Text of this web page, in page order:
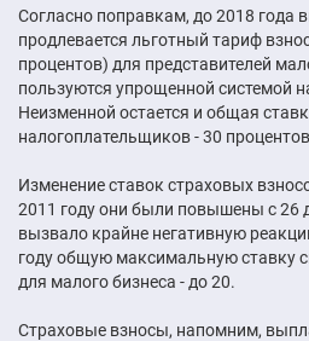
Согласно поправкам, до 2018 года
продлевается льготный тариф
процентов) для представителей
пользуются упрощенной системой
Неизменной остается и общая
налогоплательщиков - 30
Изменение ставок страховых
2011 году они были повышены с 26
вызвало крайне негативную
году общую максимальную ставку
для малого бизнеса - до 20.
Страховые взносы, напомним,